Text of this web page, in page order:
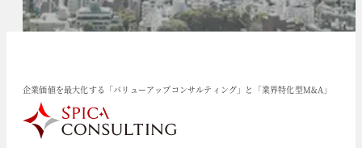
企業価値を最大化する「バリューアップコンサルティング」と「業界特化型M&A」